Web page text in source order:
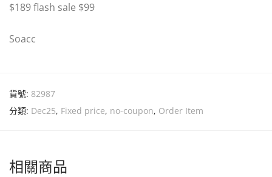
$189 flash sale $99
Soacc
貨號: 82987
分類: Dec25, Fixed price, no-coupon, Order Item
相關商品